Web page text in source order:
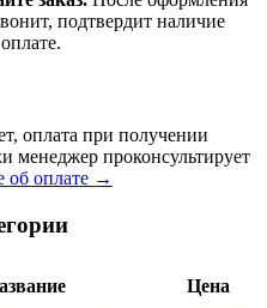
подтвердит наличие
оплата при получении
менеджер проконсультирует
об оплате →
Цена